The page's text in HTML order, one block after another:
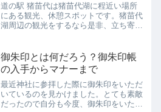
道の駅 猪苗代は猪苗代湖に程近い場所
にある観光、休憩スポットです。猪苗代
湖周辺の観光をするなら是非、立ち寄っ
トランなどをご紹介していきます！
御朱印とは何だろう？御朱印帳
の入手からマナーまで
最近神社に参拝した際に御朱印をいただ
いているのを見かけました。とても素敵
だったので自分も今度、御朱印をいただ